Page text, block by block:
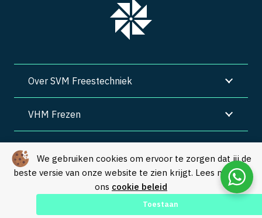
We gebruiken cookies om ervoor te zorgen dat jij de
beste versie van onze website te zien krijgt. Lees meer in
ons cookie beleid
Toestaan
Over SVM Freestechniek
VHM Frezen
Algemene voorwaarden | Privacy
© Copyright 2026 – SVM Freestechniek |
Webdesign by Yooker–
Made with 💙